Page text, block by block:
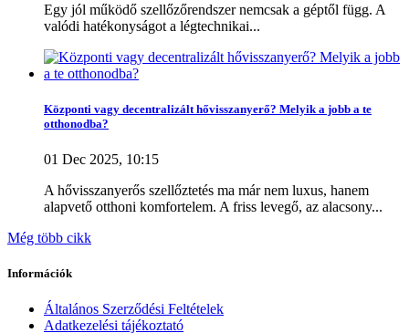
Adax 0
AIRBI 0
AIRFREE 0
Blauberg 0
BONECO
Cairox 0
Cascade 4
CLIVET 0
DAIKIN
Dimplex
ELICENT 0
Egy jól működő szellőzőrendszer nemcsak a géptől függ. A
valódi hatékonyságot a légtechnikai...
Központi vagy decentralizált hővisszanyerő? Melyik a jobb a te
otthonodba?
01 Dec 2025, 10:15
A hővisszanyerős szellőztetés ma már nem luxus, hanem
alapvető otthoni komfortelem. A friss levegő, az alacsony...
Még több cikk
Információk
Általános Szerződési Feltételek
Adatkezelési tájékoztató